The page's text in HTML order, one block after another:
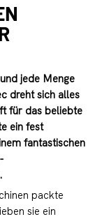
jede Menge
dreht sich alles
für das beliebte
ein fest
fantastischen
packte
sie ein